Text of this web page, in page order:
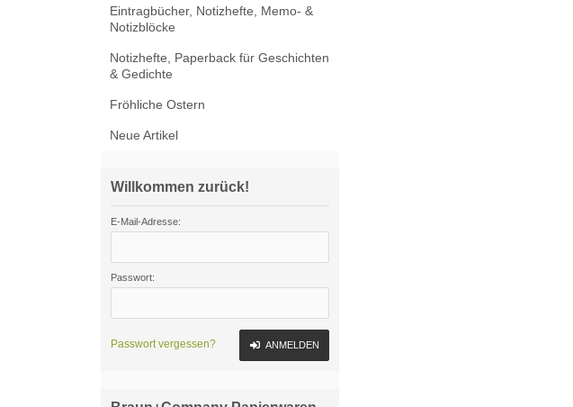
Eintragbücher, Notizhefte, Memo- &
Notizblöcke
Notizhefte, Paperback für Geschichten
& Gedichte
Fröhliche Ostern
Neue Artikel
Willkommen zurück!
E-Mail-Adresse:
Passwort:
Passwort vergessen? ANMELDEN